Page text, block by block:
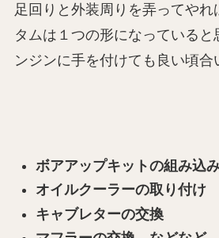
足回りと外装周りを弄ってやれ
タムは１つの形になっていると
ンジンに手を付けても良い頃合
ボアアップキットの組み込
オイルクーラーの取り付け
キャブレターの交換